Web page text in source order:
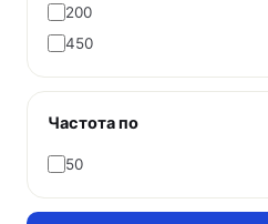
200
450
Частота по
50